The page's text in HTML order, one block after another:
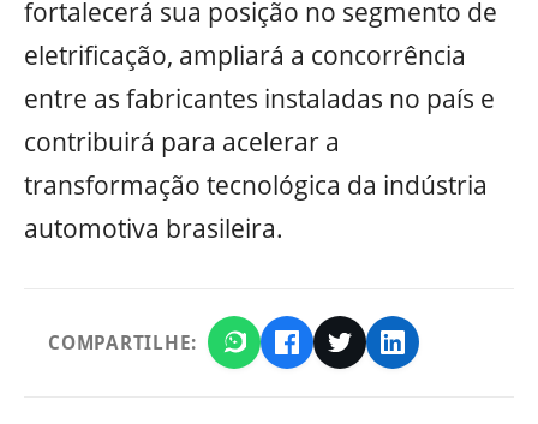
fortalecerá sua posição no segmento de
eletrificação, ampliará a concorrência
entre as fabricantes instaladas no país e
contribuirá para acelerar a
transformação tecnológica da indústria
automotiva brasileira.
COMPARTILHE: